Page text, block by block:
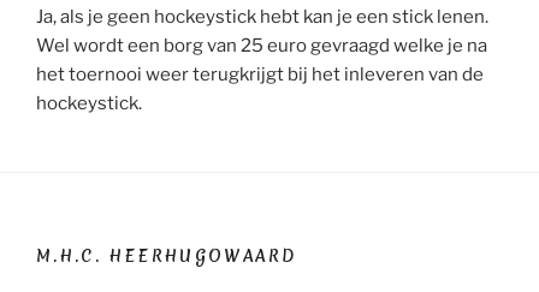
Ja, als je geen hockeystick hebt kan je een stick lenen.
Wel wordt een borg van 25 euro gevraagd welke je na
het toernooi weer terugkrijgt bij het inleveren van de
hockeystick.
M.H.C. HEERHUGOWAARD